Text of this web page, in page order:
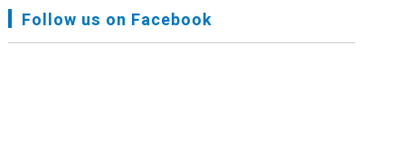
FNJ, Financial Report Presented At Nagarkot
Follow us on Facebook